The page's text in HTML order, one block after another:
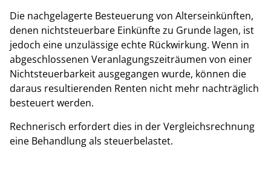
Die nachgelagerte Besteuerung von Alterseinkünften,
denen nichtsteuerbare Einkünfte zu Grunde lagen, ist
jedoch eine unzulässige echte Rückwirkung. Wenn in
abgeschlossenen Veranlagungszeiträumen von einer
Nichtsteuerbarkeit ausgegangen wurde, können die
daraus resultierenden Renten nicht mehr nachträglich
besteuert werden.
Rechnerisch erfordert dies in der Vergleichsrechnung
eine Behandlung als steuerbelastet.